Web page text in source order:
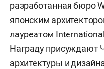
разработанная бюро
японским
лауреатом
Награду присуждают
архитектуры и